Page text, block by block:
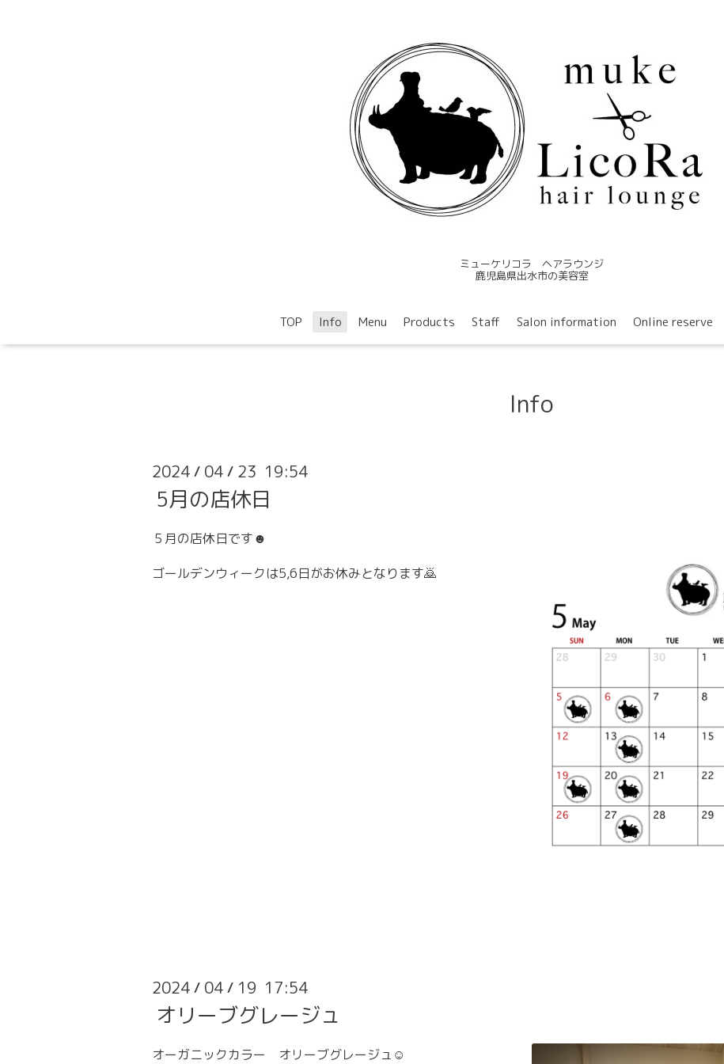
ミューケリコラ ヘアラウンジ
鹿児島県出水市の美容室
TOP Info Menu Products Staff Salon information Online reserve
Info
2024 / 04 / 23 19:54
5月の店休日
５月の店休日です☻
ゴールデンウィークは5,6日がお休みとなります🙇
2024 / 04 / 19 17:54
オリーブグレージュ
オーガニックカラー オリーブグレージュ☺️